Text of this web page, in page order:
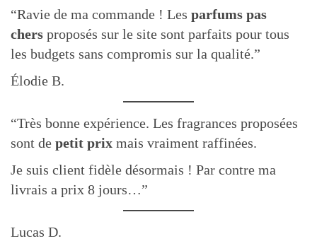
“Ravie de ma commande ! Les parfums pas
chers proposés sur le site sont parfaits pour tous
les budgets sans compromis sur la qualité.”
Élodie B.
“Très bonne expérience. Les fragrances proposées
sont de petit prix mais vraiment raffinées.
Je suis client fidèle désormais ! Par contre ma
livrais a prix 8 jours…”
Lucas D.